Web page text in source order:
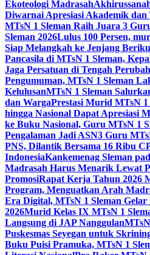
Ekoteologi Madrasah
Diwarnai Apresiasi Akademik dan
MTsN 1 Sleman Raih Juara 3
Sleman 2026Lulus 100 Persen,
Siap Melangkah ke Jenjang
Pancasila di MTsN 1 Sleman,
Jaga Persatuan di Tengah
Pengumuman, MTsN 1 Sleman
KelulusanMTsN 1 Sleman
dan WargaPrestasi Murid MTsN
hingga Nasional Dapat Apresiasi
ke Buku Nasional, Guru MTsN 1
Pengalaman Jadi ASN3 Guru
PNS, Dilantik Bersama 16 Ribu
IndonesiaKankemenag Sleman
Madrasah Harus Menarik Lewat
PromosiRapat Kerja Tahun 2026
Program, Menguatkan Arah
Era Digital, MTsN 1 Sleman
2026Murid Kelas IX MTsN 1
Langsung di JAP Nanggulan
Puskesmas Seyegan untuk
Buku Puisi Pramuka, MTsN 1